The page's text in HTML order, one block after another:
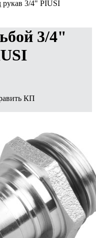
рукав 3/4" PIUSI
3/4"
КП